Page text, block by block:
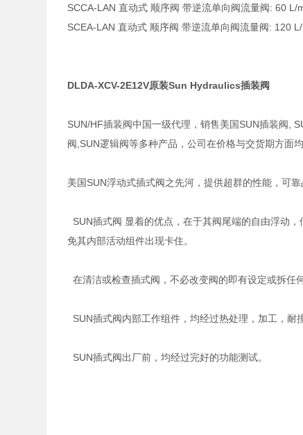
SCCA-LAN 直动式 顺序阀 带逆流单向阀流量阀: 60 L/
SCEA-LAN 直动式 顺序阀 带逆流单向阀流量阀: 120
DLDA-XCV-2E12V原装Sun Hydraulics插装阀
SUN/HF插装阀中国一级代理，销售美国SUN插装阀,
阀,SUN逻辑阀等多种产品，公司在价格与交货期方面
美国SUN浮动式插式阀之先河，提供超群的性能，可靠
SUN插式阀 显着的优点，在于其阀尾端的自由浮动
免其内部活动组件出现卡住。
在清洁或检查插式阀，不必改变阀的即有设定或拆任
SUN插式阀内部工作组件，均经过热处理，加工，耐
SUN插式阀出厂前，均经过完好的功能测试。